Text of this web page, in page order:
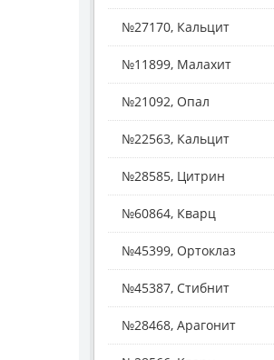
№27170, Кальцит
№11899, Малахит
№21092, Опал
№22563, Кальцит
№28585, Цитрин
№60864, Кварц
№45399, Ортоклаз
№45387, Стибнит
№28468, Арагонит